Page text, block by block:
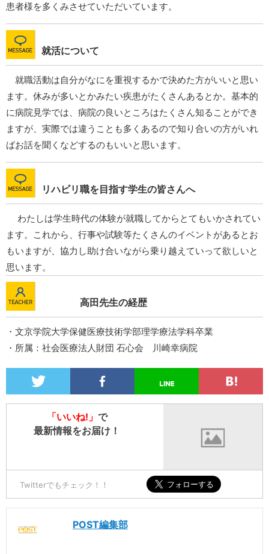
患者様を多くみさせていただいています。
就活について
就職活動は自分がなにを重視するかで決めた方がいいと思い
ます。休みが多いとかみたい疾患がたくさんあるとか。基本的
に病院見学では、病院の良いところはたくさん知ることができ
ますが、実際では違うことも多くあるので知り合いの方がいれ
ばお話を聞くなどするのもいいと思います。
リハビリ職を目指す学生の皆さんへ
わたしは学生時代の体験が就職してからとてもいかされてい
ます。これから、行事や試験等たくさんのイベントがあるとお
もいますが、協力し助け合いながら乗り越えていって欲しいと
思います。
高田先生の経歴
・文京学院大学保健医療技術学部理学療法学科卒業
・所属：社会医療法人財団 石心会 川崎幸病院
「いいね!」 で
最新情報をお届け！
Twitterでもチェック！！
POST編集部